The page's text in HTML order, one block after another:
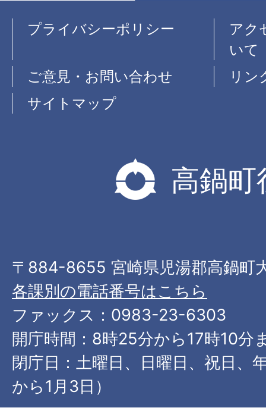
プライバシーポリシー
アク
いて
ご意見・お問い合わせ
リン
サイトマップ
高鍋町
〒884-8655 宮崎県児湯郡高鍋町
各課別の電話番号はこちら
ファックス：0983-23-6303
開庁時間：8時25分から17時10分
閉庁日：土曜日、日曜日、祝日、
から1月3日）